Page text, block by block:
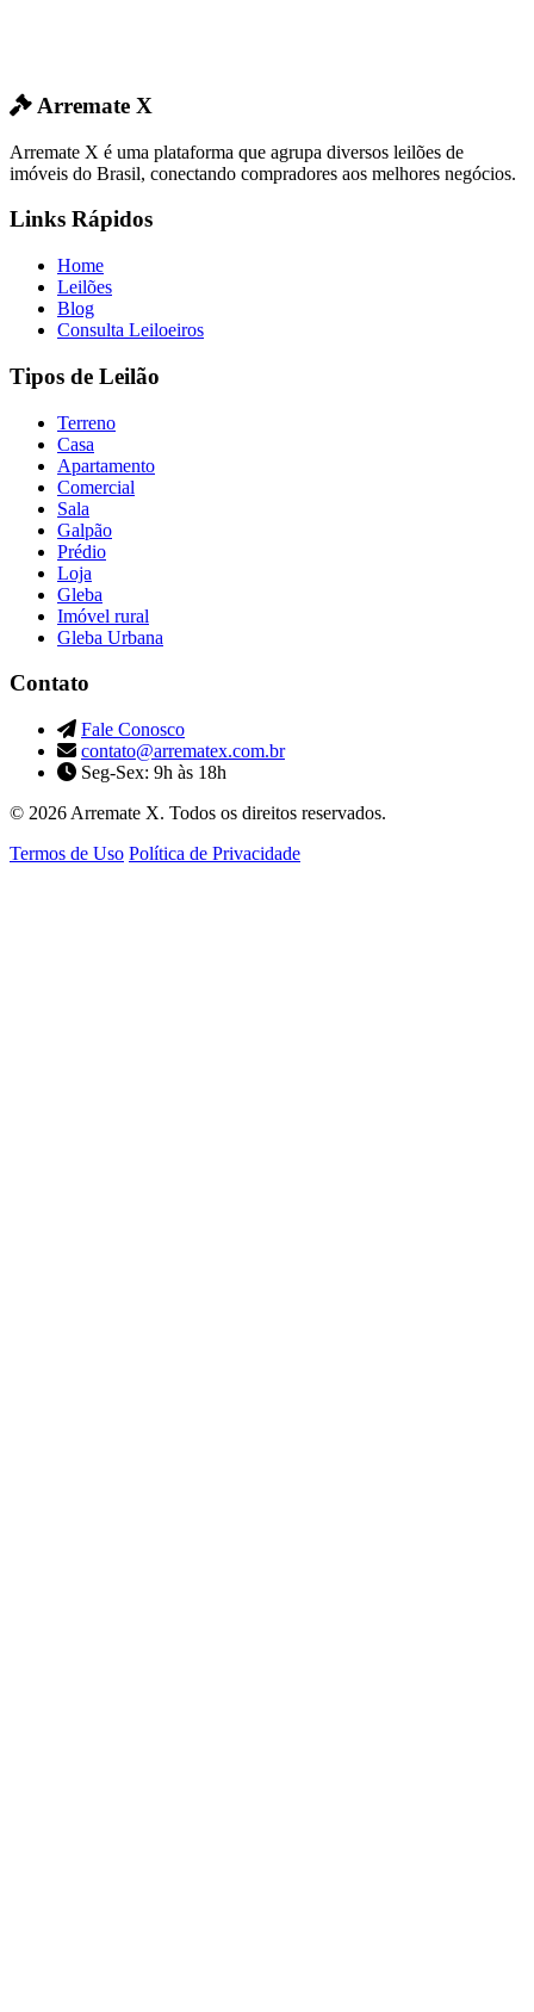
Arremate X
Arremate X é uma plataforma que agrupa diversos leilões de
imóveis do Brasil, conectando compradores aos melhores negócios.
Links Rápidos
Home
Leilões
Blog
Consulta Leiloeiros
Tipos de Leilão
Terreno
Casa
Apartamento
Comercial
Sala
Galpão
Prédio
Loja
Gleba
Imóvel rural
Gleba Urbana
Contato
Fale Conosco
contato@arrematex.com.br
Seg-Sex: 9h às 18h
© 2026 Arremate X. Todos os direitos reservados.
Termos de Uso Política de Privacidade